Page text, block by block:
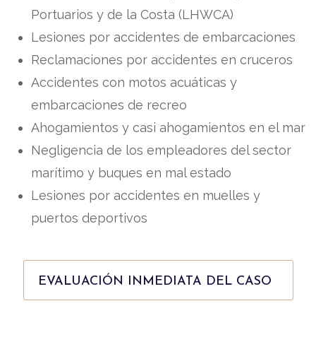
Portuarios y de la Costa (LHWCA)
Lesiones por accidentes de embarcaciones
Reclamaciones por accidentes en cruceros
Accidentes con motos acuáticas y
embarcaciones de recreo
Ahogamientos y casi ahogamientos en el mar
Negligencia de los empleadores del sector
marítimo y buques en mal estado
Lesiones por accidentes en muelles y
puertos deportivos
EVALUACIÓN INMEDIATA DEL CASO